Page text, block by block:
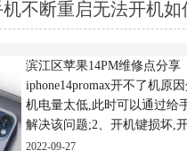
不断重启无法开机如
滨江区苹果14PM维修点分享
iphone14promax开不了机原
机电量太低,此时可以通过给
解决该问题;2、开机键损坏,
也会导致用户无法开机,解决
2022-09-27